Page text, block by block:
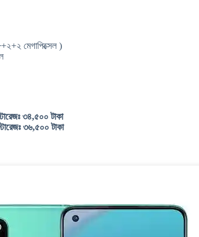
মেগাপিক্সেল )
৩৪,৫০০ টাকা
৩৬,৫০০ টাকা